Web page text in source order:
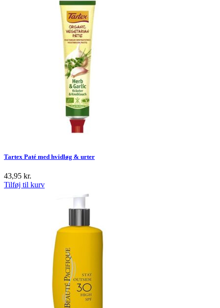
Tartex Paté med hvidløg & urter
43,95 kr.
Tilføj til kurv